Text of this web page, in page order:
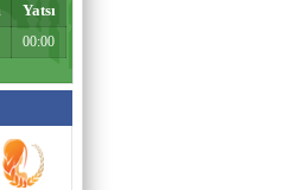
Yatsı
00:00